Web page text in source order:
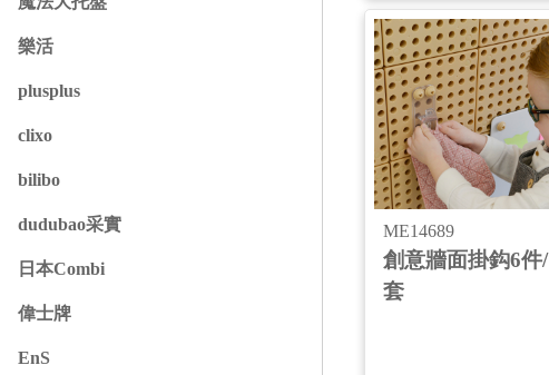
樂活
plusplus
clixo
bilibo
dudubao采實
日本Combi
偉士牌
EnS
ME14689
創意牆面掛鈎6件/
套